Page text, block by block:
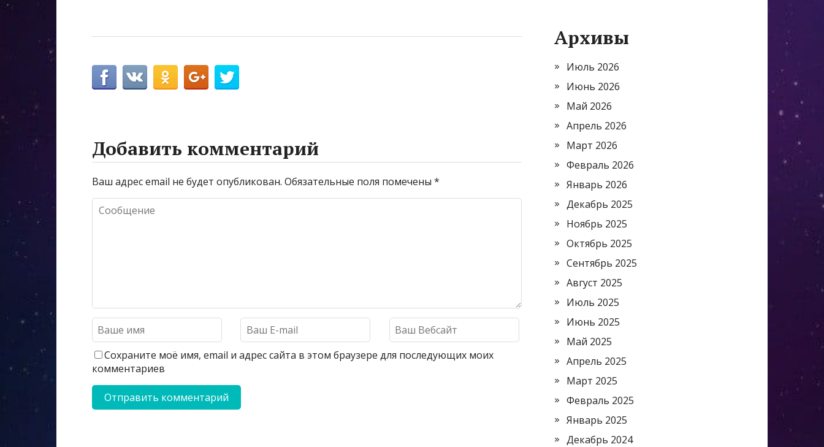
Добавить комментарий
Ваш адрес email не будет опубликован. Обязательные поля помечены *
Сохраните моё имя, email и адрес сайта в этом браузере для последующих моих
комментариев
Архивы
Июль 2026
Июнь 2026
Май 2026
Апрель 2026
Март 2026
Февраль 2026
Январь 2026
Декабрь 2025
Ноябрь 2025
Октябрь 2025
Сентябрь 2025
Август 2025
Июль 2025
Июнь 2025
Май 2025
Апрель 2025
Март 2025
Февраль 2025
Январь 2025
Декабрь 2024